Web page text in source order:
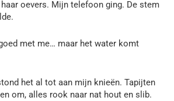
oevers. Mijn telefoon ging. De stem
met me… maar het water komt
het al tot aan mijn knieën. Tapijten
om, alles rook naar nat hout en slib.